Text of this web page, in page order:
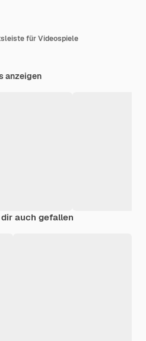
für Videospiele
anzeigen
auch gefallen